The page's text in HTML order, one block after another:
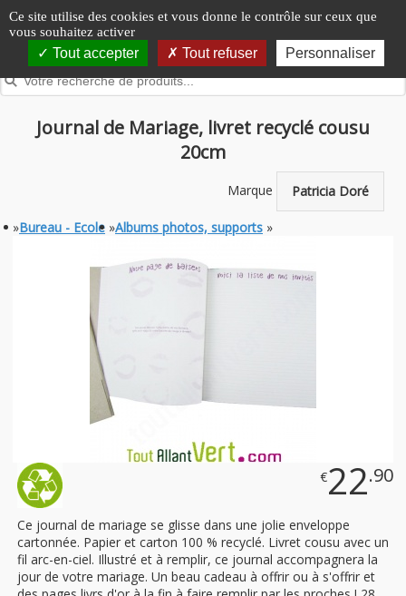
Panneau de gestion des cookies
Ce site utilise des cookies et vous donne le contrôle sur ceux que
vous souhaitez activer
Tout accepter Tout refuser Personnaliser
Journal de Mariage, livret recyclé cousu
20cm
Marque Patricia Doré
»Bureau - Ecole »Albums photos, supports »
€22.90
Ce journal de mariage se glisse dans une jolie enveloppe
cartonnée. Papier et carton 100 % recyclé. Livret cousu avec un
fil arc-en-ciel. Illustré et à remplir, ce journal accompagnera la
jour de votre mariage. Un beau cadeau à offrir ou à s'offrir et